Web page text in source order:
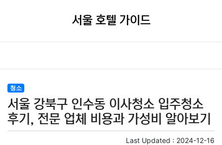
서울 호텔 가이드
청소
서울 강북구 인수동 이사청소 입주청소
후기, 전문 업체 비용과 가성비 알아보기
Last Updated : 2024-12-16